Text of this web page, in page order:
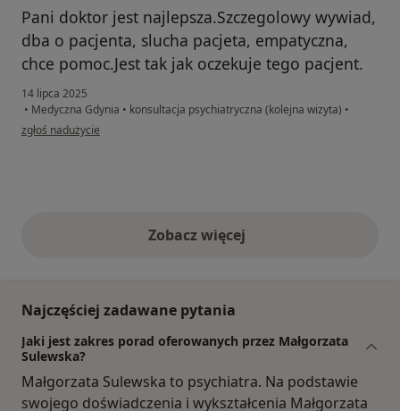
Pani doktor jest najlepsza.Szczegolowy wywiad,
dba o pacjenta, slucha pacjeta, empatyczna,
chce pomoc.Jest tak jak oczekuje tego pacjent.
14 lipca 2025
• Medyczna Gdynia • konsultacja psychiatryczna (kolejna wizyta) •
w opinii użytkownika Joanna K
zgłoś nadużycie
Zobacz więcejopinie powyżej
Najczęściej zadawane pytania
Jaki jest zakres porad oferowanych przez Małgorzata
Sulewska?
Małgorzata Sulewska to psychiatra. Na podstawie
swojego doświadczenia i wykształcenia Małgorzata